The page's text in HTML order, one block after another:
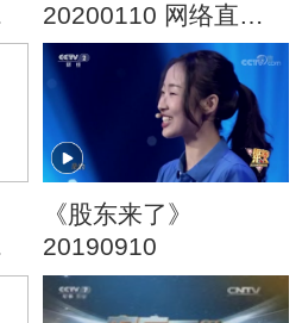
20200110 网络直播
打赏背后的“熊孩子”
《股东来了》
20190910